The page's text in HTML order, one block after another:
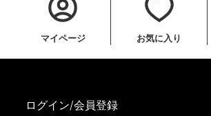
マイページ お気に入り
ログイン/会員登録